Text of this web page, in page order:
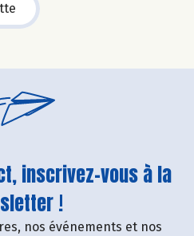
inscrivez-vous à la
!
nos événements et nos